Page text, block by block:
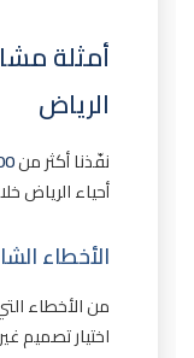
أمثلة
الرياض
نفّذنا أكثر من
أحياء الرياض خلال 13 عاماً. إليك نماذج من هذه
الأخطاء
من الأخطاء
اختيار تصميم